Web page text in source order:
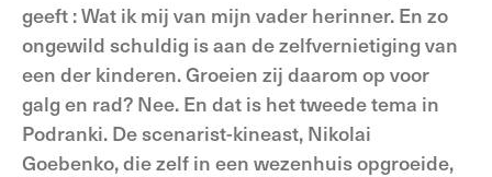
geeft : Wat ik mij van mijn vader herinner. En zo
ongewild schuldig is aan de zelfvernietiging van
een der kinderen. Groeien zij daarom op voor
galg en rad? Nee. En dat is het tweede tema in
Podranki. De scenarist-kineast, Nikolai
Goebenko, die zelf in een wezenhuis opgroeide,